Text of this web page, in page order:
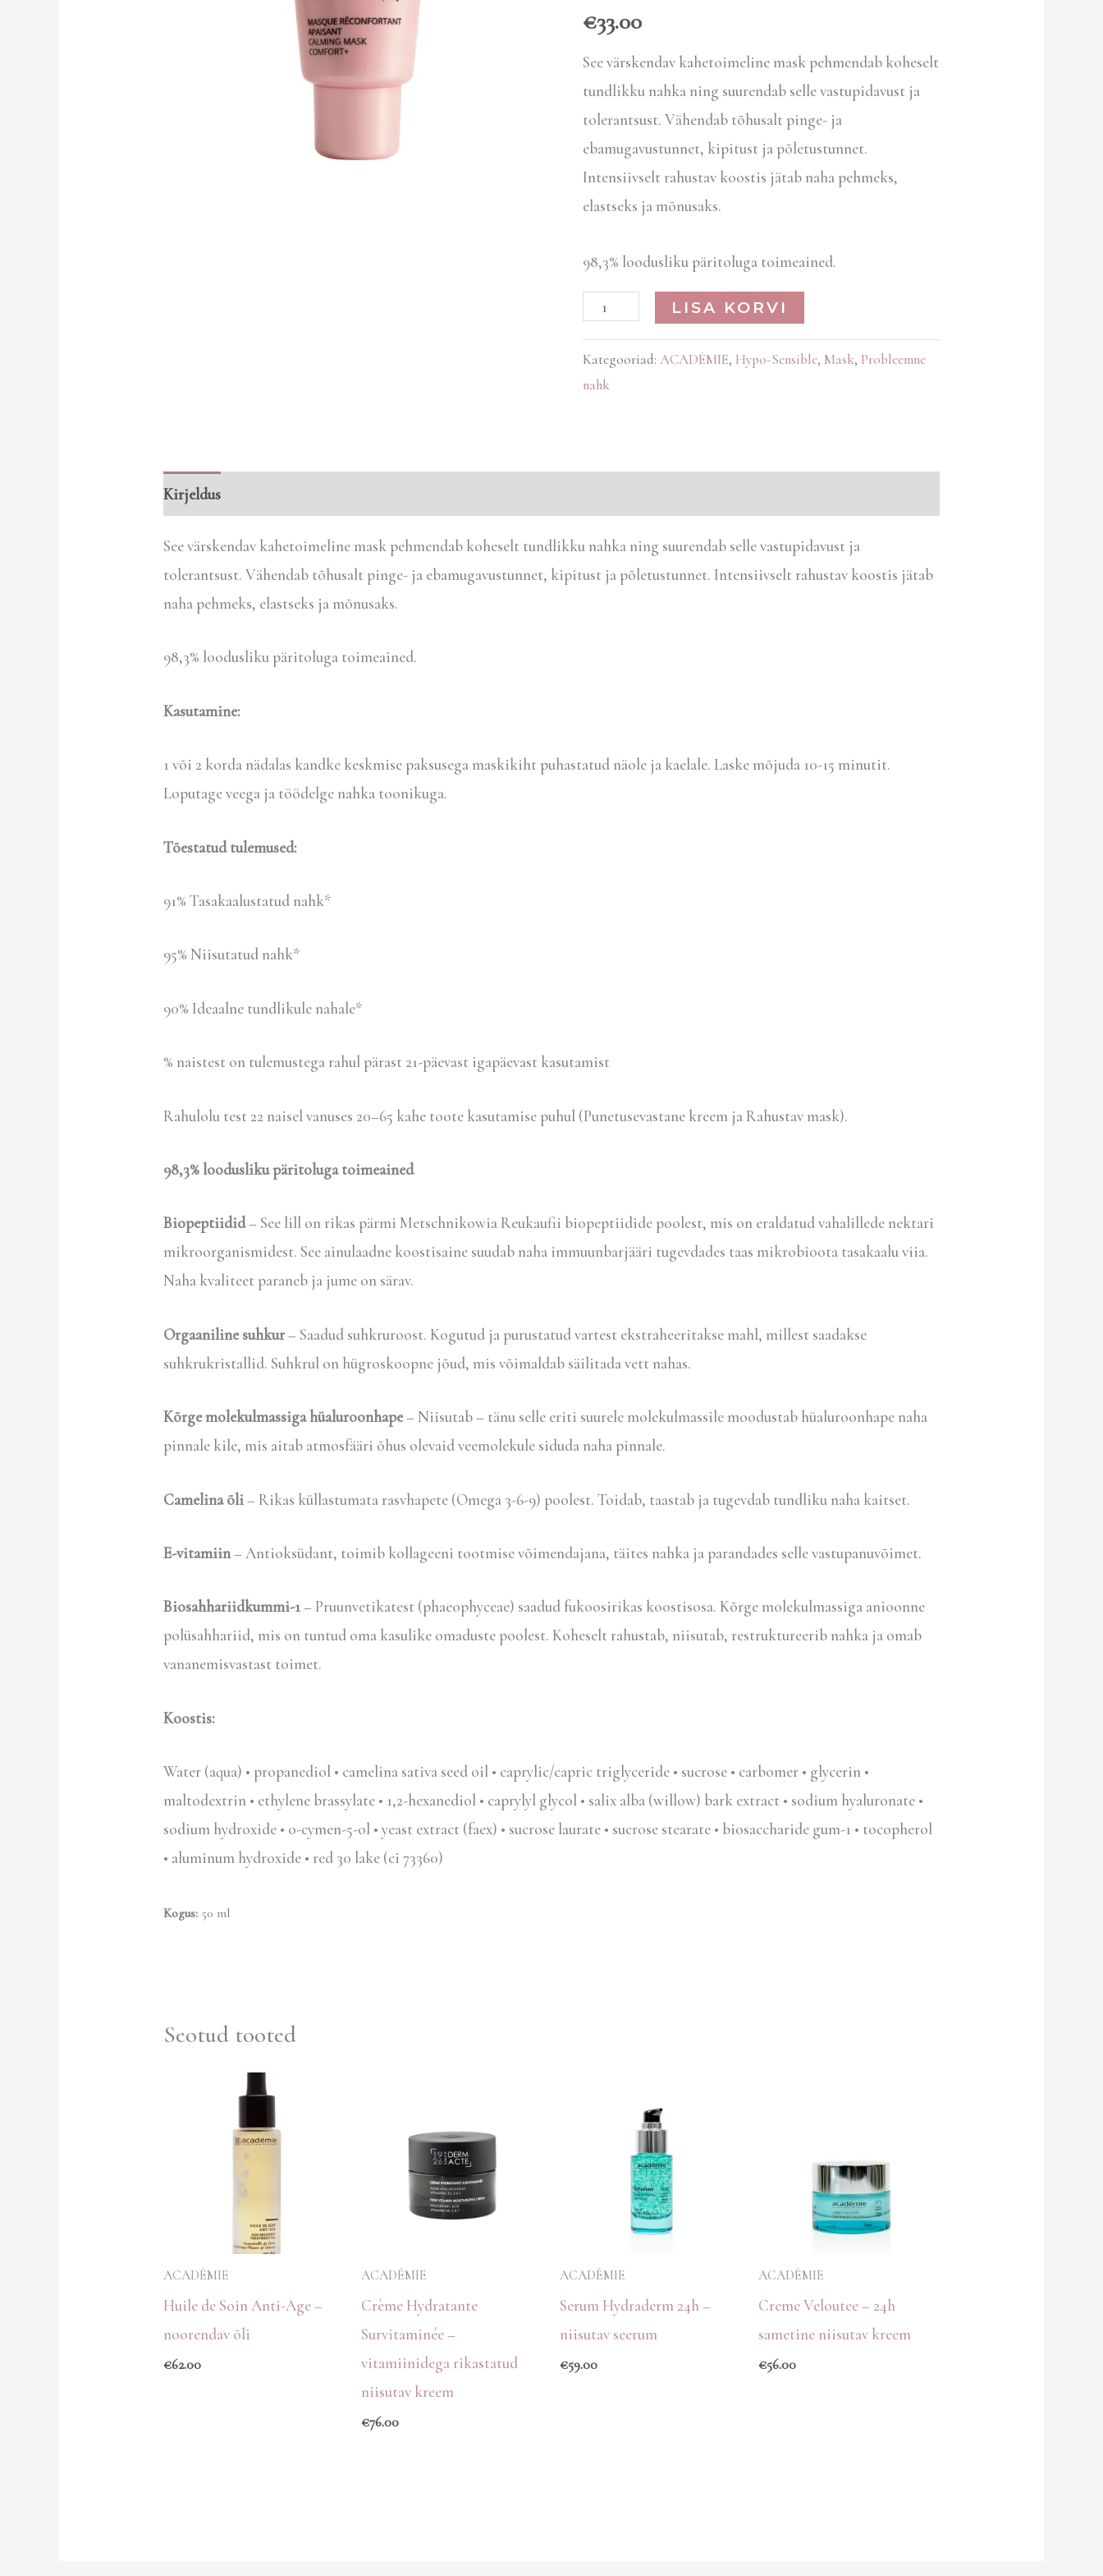
€33.00
See värskendav kahetoimeline mask pehmendab koheselt
tundlikku nahka ning suurendab selle vastupidavust ja
tolerantsust. Vähendab tõhusalt pinge- ja
ebamugavustunnet, kipitust ja põletustunnet.
Intensiivselt rahustav koostis jätab naha pehmeks,
elastseks ja mõnusaks.
98,3% loodusliku päritoluga toimeained.
LISA KORVI
Kategooriad: ACADÉMIE, Hypo-Sensible, Mask, Probleemne
nahk
Kirjeldus
See värskendav kahetoimeline mask pehmendab koheselt tundlikku nahka ning suurendab selle vastupidavust ja
tolerantsust. Vähendab tõhusalt pinge- ja ebamugavustunnet, kipitust ja põletustunnet. Intensiivselt rahustav koostis jätab
naha pehmeks, elastseks ja mõnusaks.
98,3% loodusliku päritoluga toimeained.
Kasutamine:
1 või 2 korda nädalas kandke keskmise paksusega maskikiht puhastatud näole ja kaelale. Laske mõjuda 10-15 minutit.
Loputage veega ja töödelge nahka toonikuga.
Tõestatud tulemused:
91% Tasakaalustatud nahk*
95% Niisutatud nahk*
90% Ideaalne tundlikule nahale*
% naistest on tulemustega rahul pärast 21-päevast igapäevast kasutamist
Rahulolu test 22 naisel vanuses 20–65 kahe toote kasutamise puhul (Punetusevastane kreem ja Rahustav mask).
98,3%loodusliku päritoluga toimeained
Biopeptiidid– See lill on rikas pärmi Metschnikowia Reukaufii biopeptiidide poolest, mis on eraldatud vahalillede nektari
mikroorganismidest. See ainulaadne koostisaine suudab naha immuunbarjääri tugevdades taas mikrobioota tasakaalu viia.
Naha kvaliteet paraneb ja jume on särav.
Orgaaniline suhkur– Saadud suhkruroost. Kogutud ja purustatud vartest ekstraheeritakse mahl, millest saadakse
suhkrukristallid. Suhkrul on hügroskoopne jõud, mis võimaldab säilitada vett nahas.
Kõrge molekulmassiga hüaluroonhape– Niisutab – tänu selle eriti suurele molekulmassile moodustab hüaluroonhape naha
pinnale kile, mis aitab atmosfääri õhus olevaid veemolekule siduda naha pinnale.
Camelina õli – Rikas küllastumata rasvhapete (Omega 3-6-9) poolest. Toidab, taastab ja tugevdab tundliku naha kaitset.
E-vitamiin– Antioksüdant, toimib kollageeni tootmise võimendajana, täites nahka ja parandades selle vastupanuvõimet.
Biosahhariidkummi-1– Pruunvetikatest (phaeophyceae) saadud fukoosirikas koostisosa. Kõrge molekulmassiga anioonne
polüsahhariid, mis on tuntud oma kasulike omaduste poolest. Koheselt rahustab, niisutab, restruktureerib nahka ja omab
vananemisvastast toimet.
Koostis:
Water (aqua) • propanediol • camelina sativa seed oil • caprylic/capric triglyceride • sucrose • carbomer • glycerin •
maltodextrin • ethylene brassylate • 1,2-hexanediol • caprylyl glycol • salix alba (willow) bark extract • sodium hyaluronate •
sodium hydroxide • o-cymen-5-ol • yeast extract (faex) • sucrose laurate • sucrose stearate • biosaccharide gum-1 • tocopherol
• aluminum hydroxide • red 30 lake (ci 73360)
Kogus: 50 ml
Seotud tooted
ACADÉMIE
Huile de Soin Anti-Age –
noorendav õli
€62.00
ACADÉMIE
Crème Hydratante
Survitaminée –
vitamiinidega rikastatud
niisutav kreem
€76.00
ACADÉMIE
Serum Hydraderm 24h –
niisutav seerum
€59.00
ACADÉMIE
Creme Veloutee – 24h
sametine niisutav kreem
€56.00